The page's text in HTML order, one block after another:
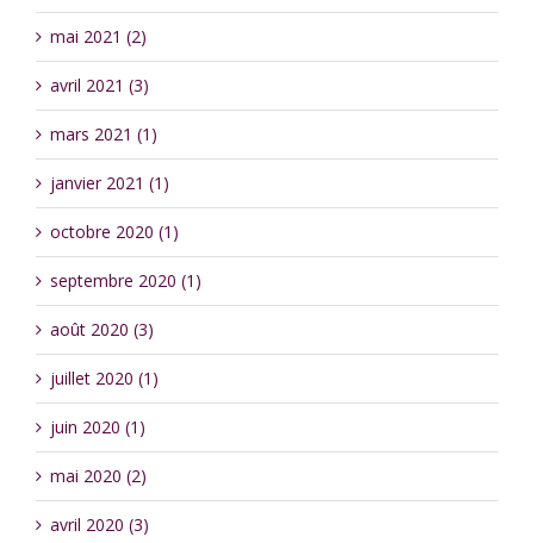
mai 2021 (2)
avril 2021 (3)
mars 2021 (1)
janvier 2021 (1)
octobre 2020 (1)
septembre 2020 (1)
août 2020 (3)
juillet 2020 (1)
juin 2020 (1)
mai 2020 (2)
avril 2020 (3)